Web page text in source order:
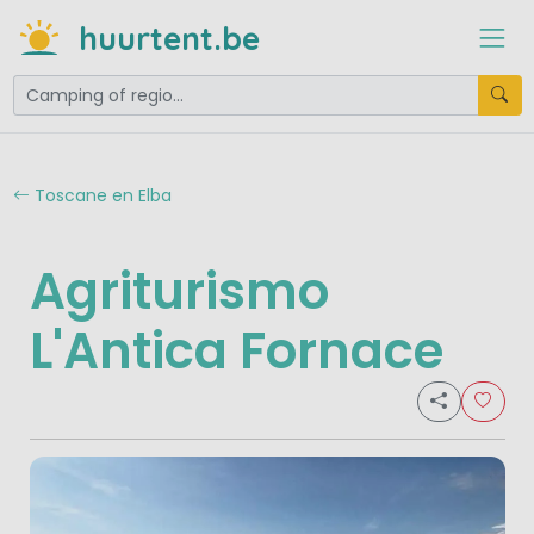
huurtent.be
Toscane en Elba
Agriturismo
L'Antica Fornace